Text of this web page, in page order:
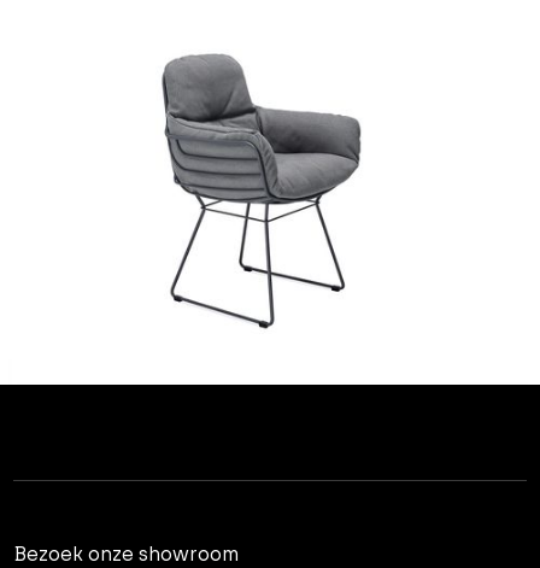
Bezoek onze showroom